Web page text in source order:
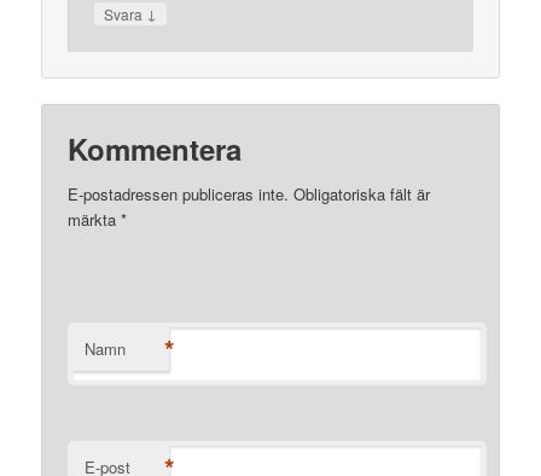
Svara ↓
Kommentera
E-postadressen publiceras inte. Obligatoriska fält är
märkta*
Namn *
E-post *